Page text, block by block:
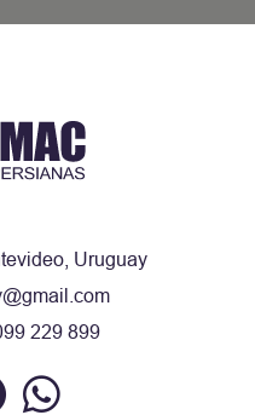
Uruguay
229 899